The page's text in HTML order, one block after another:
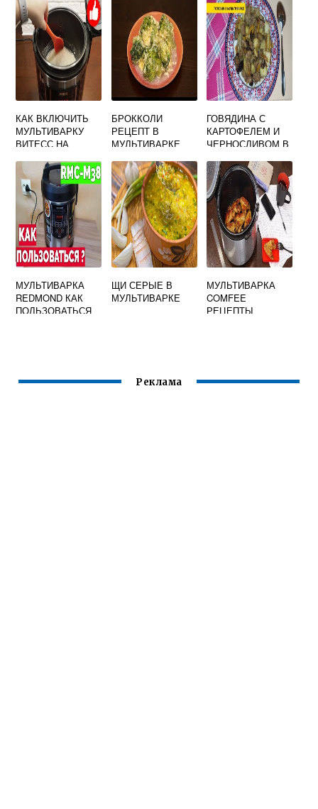
КАК ВКЛЮЧИТЬ
МУЛЬТИВАРКУ
ВИТЕСС НА
БРОККОЛИ
РЕЦЕПТ В
МУЛЬТИВАРКЕ
ГОВЯДИНА С
КАРТОФЕЛЕМ И
ЧЕРНОСЛИВОМ В
МУЛЬТИВАРКА
REDMOND КАК
ПОЛЬЗОВАТЬСЯ
ЩИ СЕРЫЕ В
МУЛЬТИВАРКЕ
МУЛЬТИВАРКА
COMFEE
РЕЦЕПТЫ
Реклама